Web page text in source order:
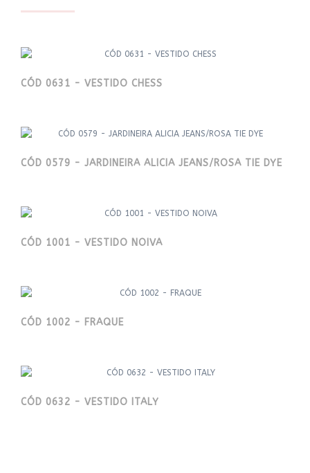
CÓD 0631 - VESTIDO CHESS
CÓD 0579 - JARDINEIRA ALICIA JEANS/ROSA TIE DYE
CÓD 1001 - VESTIDO NOIVA
CÓD 1002 - FRAQUE
CÓD 0632 - VESTIDO ITALY